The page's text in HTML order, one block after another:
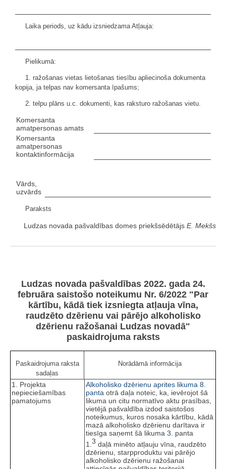
Laika periods, uz kādu izsniedzama Atļauja:
Pielikumā:
1. ražošanas vietas lietošanas tiesību apliecinoša dokumenta
kopija, ja telpas nav komersanta īpašums;
2. telpu plāns u.c. dokumenti, kas raksturo ražošanas vietu.
Komersanta
amatpersonas amats
Komersanta
amatpersonas
kontaktinformācija
Vārds,
uzvārds
Paraksts
Ludzas novada pašvaldības domes priekšsēdētājs E. Mekšs
Ludzas novada pašvaldības 2022. gada 24.
februāra saistošo noteikumu Nr. 6/2022 "Par
kārtību, kādā tiek izsniegta atļauja vīna,
raudzēto dzērienu vai pārējo alkoholisko
dzērienu ražošanai Ludzas novadā"
paskaidrojuma raksts
Paskaidrojuma raksta
sadaļas
Norādāmā informācija
1. Projekta
nepieciešamības
pamatojums
Alkoholisko dzērienu aprites likuma 8.
panta otrā daļa noteic, ka, ievērojot šā
likuma un citu normatīvo aktu prasības,
vietējā pašvaldība izdod saistošos
noteikumus, kuros nosaka kārtību, kādā
mazā alkoholisko dzērienu darītava ir
tiesīga saņemt šā likuma 3.
panta
1. 3 daļā minēto atļauju vīna, raudzēto
dzērienu, starpproduktu vai pārējo
alkoholisko dzērienu ražošanai